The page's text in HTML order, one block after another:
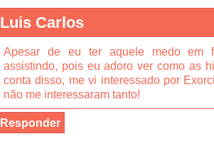
Luis Carlos
Apesar de eu ter aquele medo em
assistindo, pois eu adoro ver como as
conta disso, me vi interessado por
não me interessaram tanto!
Responder